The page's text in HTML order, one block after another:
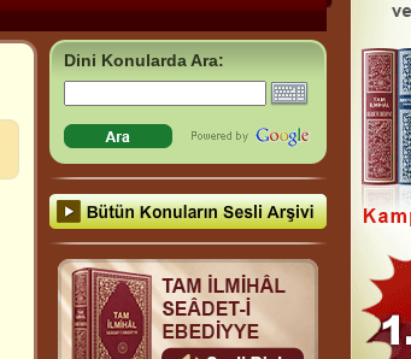
Dini Konularda Ara: